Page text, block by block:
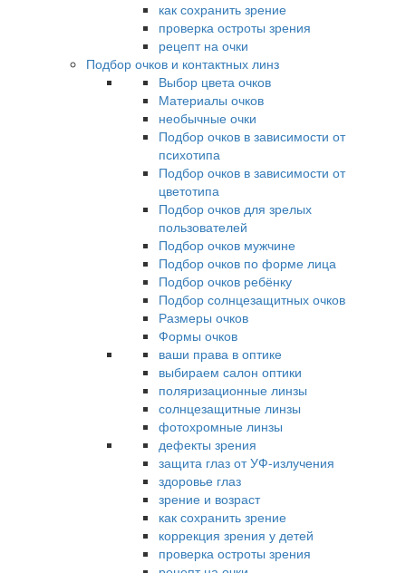
как сохранить зрение
проверка остроты зрения
рецепт на очки
Подбор очков и контактных линз
Выбор цвета очков
Материалы очков
необычные очки
Подбор очков в зависимости от
психотипа
Подбор очков в зависимости от
цветотипа
Подбор очков для зрелых
пользователей
Подбор очков мужчине
Подбор очков по форме лица
Подбор очков ребёнку
Подбор солнцезащитных очков
Размеры очков
Формы очков
ваши права в оптике
выбираем салон оптики
поляризационные линзы
солнцезащитные линзы
фотохромные линзы
дефекты зрения
защита глаз от УФ-излучения
здоровье глаз
зрение и возраст
как сохранить зрение
коррекция зрения у детей
проверка остроты зрения